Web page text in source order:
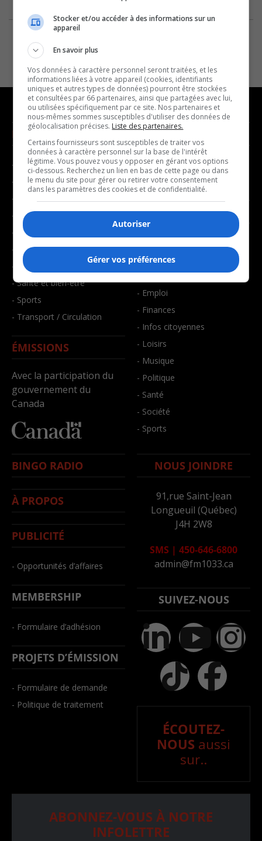
NOUVELLES
- Affaires municipales
- Communauté / Social
- Culture
- Économie
- Éducation
- Environnement
- Faits divers
- Santé et bien-être
- Sports
- Transport / Circulation
ÉMISSIONS
Avec la participation du
gouvernement du
Canada
MUSIQUE
- Décompte franco
- Joué récemment
BALADOS
- Art de vivre
- Bien-être
- Emploi
- Finances
- Infos citoyennes
- Loisirs
- Musique
- Politique
- Santé
- Société
- Sports
BINGO RADIO
À PROPOS
PUBLICITÉ
- Opportunités d’affaires
MEMBERSHIP
- Formulaire d’adhésion
PROJETS D’ÉMISSION
- Formulaire de demande
- Politique de traitement
NOUS JOINDRE
91,rue Saint-Jean
Longueuil (Québec)
J4H 2W8
SMS | 450-646-6800
admin@fm1033.ca
SUIVEZ-NOUS
ÉCOUTEZ-
NOUS aussi
sur..
ABONNEZ-VOUS À NOTRE
INFOLETTRE
Stocker et/ou accéder à des informations sur un
appareil
En savoir plus
Vos données à caractère personnel seront traitées, et les
informations liées à votre appareil (cookies, identifiants
uniques et autres types de données) pourront être stockées
et consultées par 66 partenaires, ainsi que partagées avec lui,
ou utilisées spécifiquement par ce site. Nos partenaires et
nous-mêmes sommes susceptibles d'utiliser des données de
géolocalisation précises. Liste des partenaires.
Certains fournisseurs sont susceptibles de traiter vos
données à caractère personnel sur la base de l'intérêt
légitime. Vous pouvez vous y opposer en gérant vos options
ci-dessous. Recherchez un lien en bas de cette page ou dans
le menu du site pour gérer ou retirer votre consentement
dans les paramètres des cookies et de confidentialité.
Autoriser
Gérer vos préférences